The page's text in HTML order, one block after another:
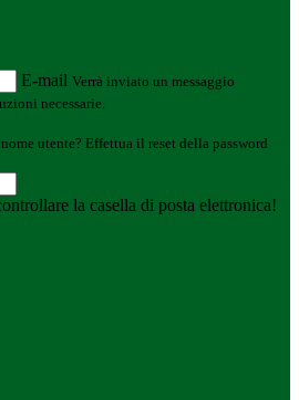
E-mail Verrà inviato un messaggio
necessarie.
utente? Effettua il reset della password
la casella di posta elettronica!